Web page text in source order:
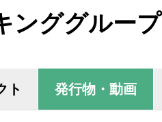
ンググループ
ト 発行物・動画